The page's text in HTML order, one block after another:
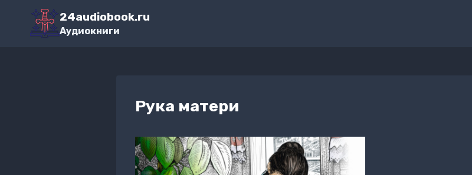
Перейти
содержимому
24audiobook.ru
Аудиокниги
Рука матери